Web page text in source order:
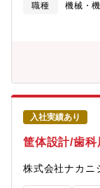
職種
機械・
入社実績あり
筐体設計/歯
株式会社ナカニ